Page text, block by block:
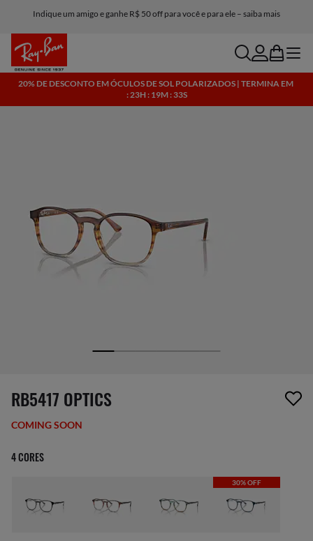
Indique um amigo e ganhe R$ 50 off para você e para ele – saiba mais
searchaccount
bag menu
20% DE DESCONTO EM ÓCULOS DE SOL POLARIZADOS | TERMINA EM
: 23H : 19M : 33S
1 item foi removido da sua lista de desejos
RB5417 OPTICS
COMING SOON
4 CORES
30% OFF